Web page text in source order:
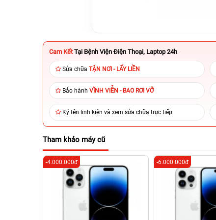
Cam Kết Tại Bệnh Viện Điện Thoại, Laptop 24h
Sửa chữa TẬN NƠI - LẤY LIỀN
Bảo hành VĨNH VIỄN - BAO RƠI VỠ
Ký tên linh kiện và xem sửa chữa trực tiếp
Tham khảo máy cũ
-4.000.000đ -6.000.000đ